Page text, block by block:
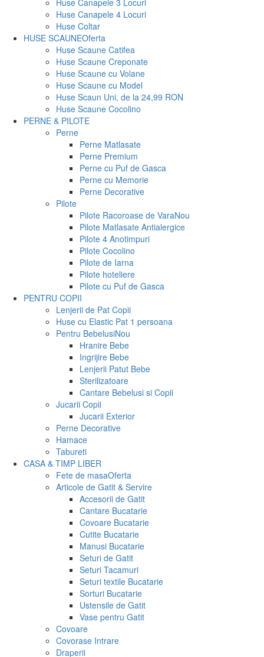
Huse Canapele 3 Locuri
Huse Canapele 4 Locuri
Huse Coltar
HUSE SCAUNEOferta
Huse Scaune Catifea
Huse Scaune Creponate
Huse Scaune cu Volane
Huse Scaune cu Model
Huse Scaun Uni, de la 24,99 RON
Huse Scaune Cocolino
PERNE & PILOTE
Perne
Perne Matlasate
Perne Premium
Perne cu Puf de Gasca
Perne cu Memorie
Perne Decorative
Pilote
Pilote Racoroase de VaraNou
Pilote Matlasate Antialergice
Pilote 4 Anotimpuri
Pilote Cocolino
Pilote de Iarna
Pilote hoteliere
Pilote cu Puf de Gasca
PENTRU COPII
Lenjerii de Pat Copii
Huse cu Elastic Pat 1 persoana
Pentru BebelusiNou
Hranire Bebe
Ingrijire Bebe
Lenjerii Patut Bebe
Sterilizatoare
Cantare Bebelusi si Copii
Jucarii Copii
Jucarii Exterior
Perne Decorative
Hamace
Tabureti
CASA & TIMP LIBER
Fete de masaOferta
Articole de Gatit & Servire
Accesorii de Gatit
Cantare Bucatarie
Covoare Bucatarie
Cutite Bucatarie
Manusi Bucatarie
Seturi de Gatit
Seturi Tacamuri
Seturi textile Bucatarie
Sorturi Bucatarie
Ustensile de Gatit
Vase pentru Gatit
Covoare
Covorase Intrare
Draperii